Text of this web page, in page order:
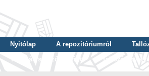
Nyitólap A repozitóriumról
Tallózás szerző szerint
Tallózás nyelv